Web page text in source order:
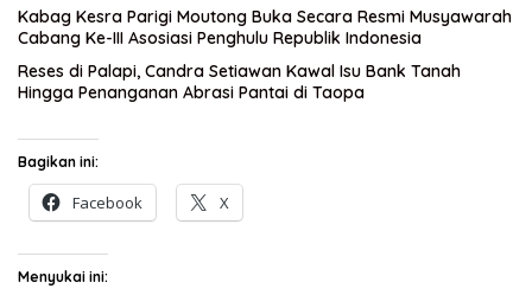
Kabag Kesra Parigi Moutong Buka Secara Resmi Musyawarah
Cabang Ke-III Asosiasi Penghulu Republik Indonesia
Reses di Palapi, Candra Setiawan Kawal Isu Bank Tanah
Hingga Penanganan Abrasi Pantai di Taopa
Bagikan ini:
Facebook X
Menyukai ini: